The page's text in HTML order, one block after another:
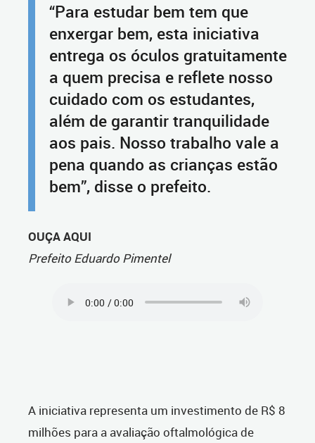
“Para estudar bem tem que
enxergar bem, esta iniciativa
entrega os óculos gratuitamente
a quem precisa e reflete nosso
cuidado com os estudantes,
além de garantir tranquilidade
aos pais. Nosso trabalho vale a
pena quando as crianças estão
bem”, disse o prefeito.
OUÇA AQUI
Prefeito Eduardo Pimentel
A iniciativa representa um investimento de R$ 8
milhões para a avaliação oftalmológica de